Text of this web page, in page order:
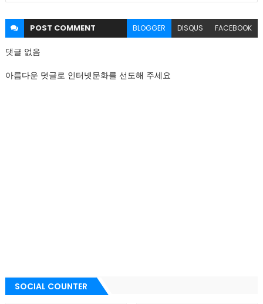
POST COMMENT BLOGGER DISQUS FACEBOOK
댓글 없음
아름다운 덧글로 인터넷문화를 선도해 주세요
SOCIAL COUNTER